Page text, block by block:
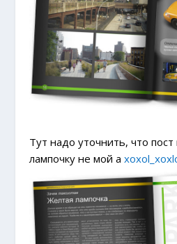
Тут надо уточнить, что
лампочку не мой а